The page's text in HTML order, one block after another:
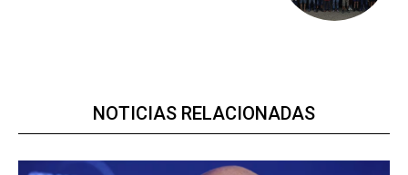
NOTICIAS RELACIONADAS